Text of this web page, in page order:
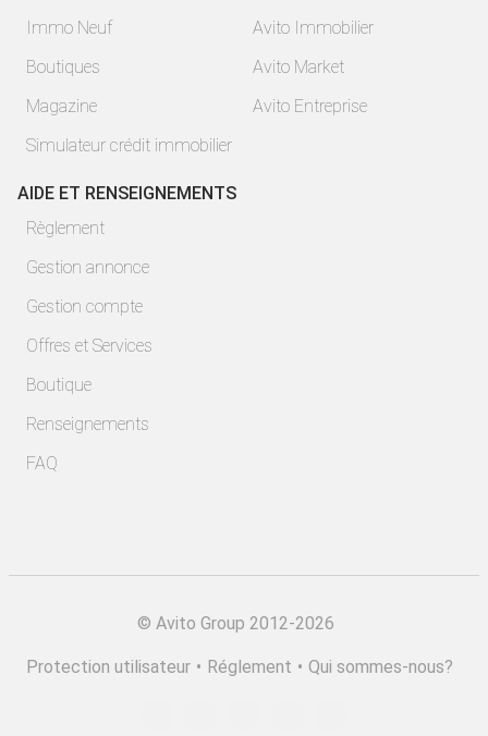
Immo Neuf
Boutiques
Magazine
Simulateur crédit immobilier
Avito Immobilier
Avito Market
Avito Entreprise
AIDE ET RENSEIGNEMENTS
Règlement
Gestion annonce
Gestion compte
Offres et Services
Boutique
Renseignements
FAQ
© Avito Group 2012-2026
Protection utilisateur • Réglement • Qui sommes-nous?